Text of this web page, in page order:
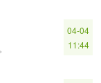
04-04
11:44